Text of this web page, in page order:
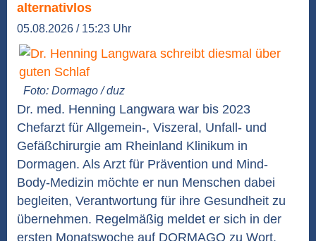
alternativlos
05.08.2026 / 15:23 Uhr
Foto: Dormago / duz
Dr. med. Henning Langwara war bis 2023
Chefarzt für Allgemein-, Viszeral, Unfall- und
Gefäßchirurgie am Rheinland Klinikum in
Dormagen. Als Arzt für Prävention und Mind-
Body-Medizin möchte er nun Menschen dabei
begleiten, Verantwortung für ihre Gesundheit zu
übernehmen. Regelmäßig meldet er sich in der
ersten Monatswoche auf DORMAGO zu Wort.